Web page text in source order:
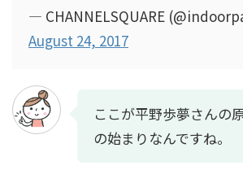
— CHANNELSQUARE
August 24, 2017
ここが平野歩夢さんの
の始まりなんですね。